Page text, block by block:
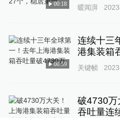
00:18 暖闻湃
00:59
连续十三
港集装箱
关键帧
破4730万
吞吐量连